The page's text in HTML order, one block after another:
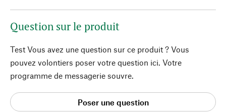
Question sur le produit
Test Vous avez une question sur ce produit ? Vous
pouvez volontiers poser votre question ici. Votre
programme de messagerie souvre.
Poser une question